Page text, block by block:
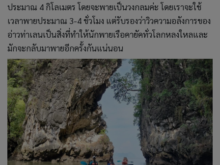
ประมาณ 4 กิโลเมตร โดยจะพายเป็นวงกลมค่ะ โดยเราจะใช้
เวลาพายประมาณ 3-4 ชั่วโมง แต่รับรองว่าวิวความอลังการของ
อ่าวท่าเลนเป็นสิ่งที่ทำให้นักพายเรือคายัคทั่วโลกหลงใหลและ
มักจะกลับมาพายอีกครั้งกันแน่นอน